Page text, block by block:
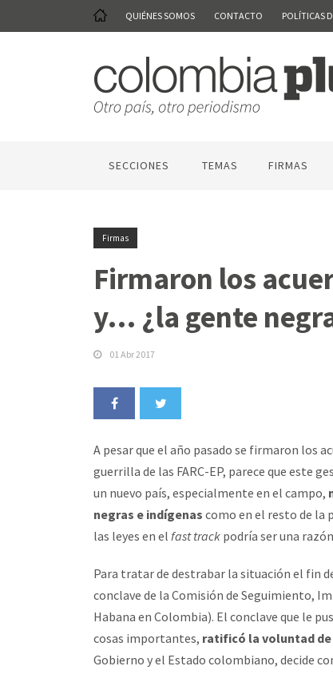
QUIÉNES SOMOS CONTACTO POLÍTICAS
SECCIONES TEMAS FIRMAS
Firmas
Firmaron los
y… ¿la gente
01 Abr 2017
A pesar que el año pasado se firmaron los
guerrilla de las FARC-EP, parece que este
un nuevo país, especialmente en el campo,
negras e indígenas como en el resto de la
las leyes en el fast track podría ser una
Para tratar de destrabar la situación el fin
conclave de la Comisión de Seguimiento,
Habana en Colombia). El conclave que le
cosas importantes, ratificó la voluntad de
Gobierno y el Estado colombiano, decide